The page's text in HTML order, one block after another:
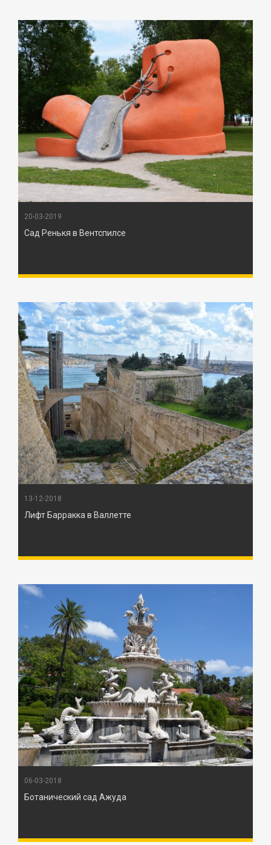
20-03-2019
Сад Ренькя в Вентспилсе
13-12-2018
Лифт Барракка в Валлетте
06-03-2018
Ботанический сад Ажуда